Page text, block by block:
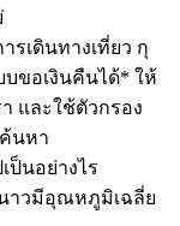
รเดินทางเที่ยว กุ
ขอเงินคืนได้* ให้
และใช้ตัวกรอง
นหา
ป็นอย่างไร
าวมีอุณหภูมิเฉลี่ย